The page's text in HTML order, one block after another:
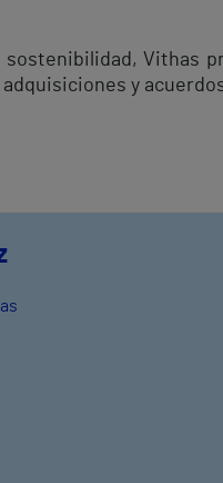
Vithas
y